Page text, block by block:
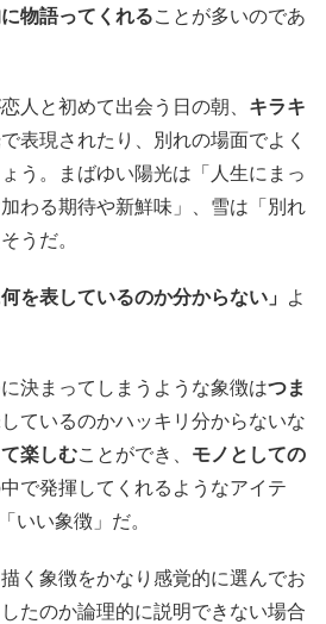
物語ってくれることが多いのであ
人と初めて出会う日の朝、 キラキ
表現されたり、別れの場面でよく
う。まばゆい陽光は「人生にまっ
わる期待や新鮮味」、雪は「別れ
うだ。
何を表しているのか分からない」 よ
決まってしまうような象徴はつま
ているのかハッキリ分からないな
楽しむことができ、 モノとしての
で発揮してくれるようなアイテ
いい象徴」だ。
く象徴をかなり感覚的に選んでお
たのか論理的に説明できない場合